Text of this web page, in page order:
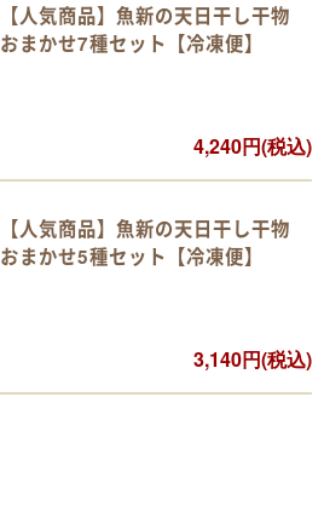
【人気商品】魚新の天日干し干物
おまかせ7種セット【冷凍便】
4,240円(税込)
【人気商品】魚新の天日干し干物
おまかせ5種セット【冷凍便】
3,140円(税込)